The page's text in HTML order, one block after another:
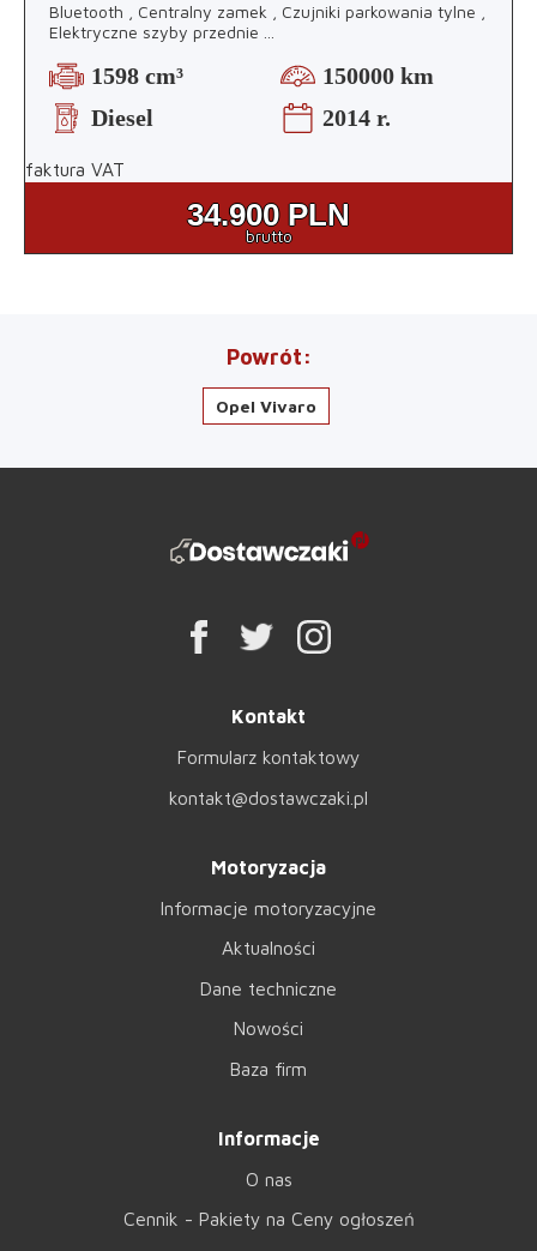
Bluetooth , Centralny zamek , Czujniki parkowania tylne ,
Elektryczne szyby przednie
1598 cm³
150000 km
Diesel
2014 r.
faktura VAT
34.900 PLN
brutto
Powrót
Opel Vivaro
Kontakt
Formularz kontaktowy
kontakt@dostawczaki.pl
Motoryzacja
Informacje motoryzacyjne
Aktualności
Dane techniczne
Nowości
Baza firm
Informacje
O nas
Cennik - Pakiety na Ceny ogłoszeń